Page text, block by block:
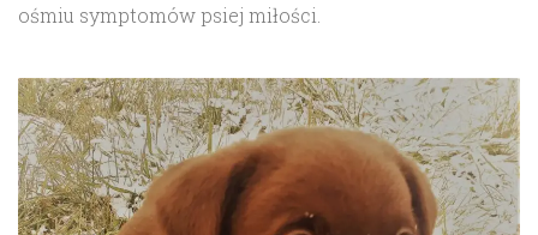
ośmiu symptomów psiej miłości.